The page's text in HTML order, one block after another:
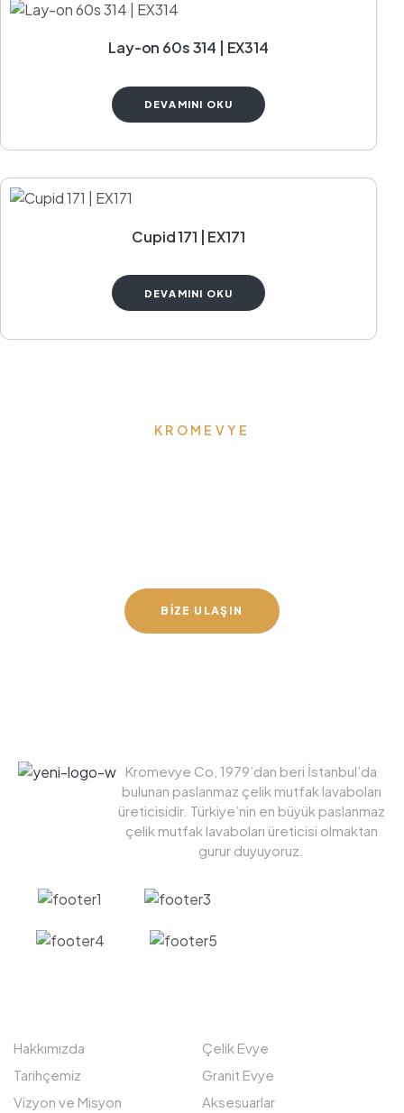
Lay-on 60s 314 | EX314
DEVAMINI OKU
Cupid 171 | EX171
DEVAMINI OKU
KROMEVYE
BİZE ULAŞIN
Kromevye Co, 1979’dan beri İstanbul’da
bulunan paslanmaz çelik mutfak lavaboları
üreticisidir. Türkiye’nin en büyük paslanmaz
çelik mutfak lavaboları üreticisi olmaktan
gurur duyuyoruz.
Hakkımızda
Tarihçemiz
Vizyon ve Misyon
Çelik Evye
Granit Evye
Aksesuarlar